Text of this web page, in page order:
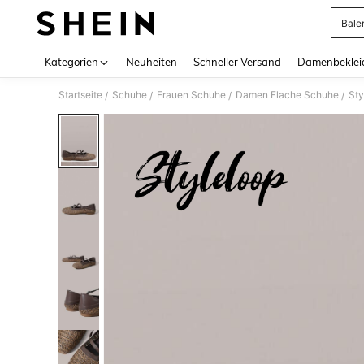
Kategorien Neuheiten Schneller Versand
Startseite / Schuhe / Frauen Schuhe / Damen Flache Schuhe /